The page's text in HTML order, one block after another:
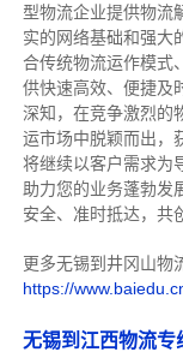
型物流企业提供物流
实的网络基础和强大
合传统物流运作模式
供快速高效、便捷及
深知，在竞争激烈的
运市场中脱颖而出，
将继续以客户需求为
助力您的业务蓬勃发
安全、准时抵达，共
更多无锡到井冈山物
https://
无锡到江西物流专